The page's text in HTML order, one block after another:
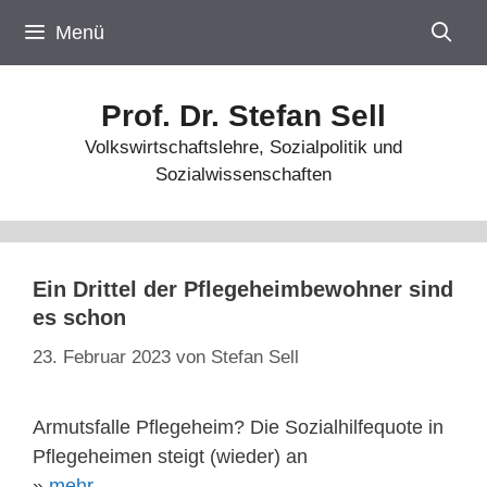
Inhalt
springen
Menü
Prof. Dr. Stefan Sell
Volkswirtschaftslehre, Sozialpolitik und
Sozialwissenschaften
Ein Drittel der Pflegeheimbewohner sind
es schon
23. Februar 2023 von Stefan Sell
Armutsfalle Pflegeheim? Die Sozialhilfequote in
Pflegeheimen steigt (wieder) an